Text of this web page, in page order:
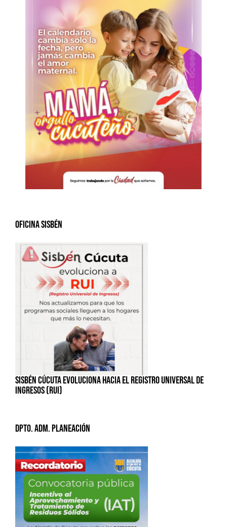
Oficina Sisbén
SISBÉN CÚCUTA EVOLUCIONA HACIA EL REGISTRO UNIVERSAL DE
INGRESOS (RUI)
Dpto. Adm. Planeación